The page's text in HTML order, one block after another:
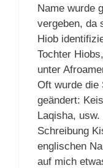
Name wurde
vergeben, da
Hiob
Tochter
unter
Oft wurde die
geändert:
Laqisha,
Schreibung
englischen
auf mich